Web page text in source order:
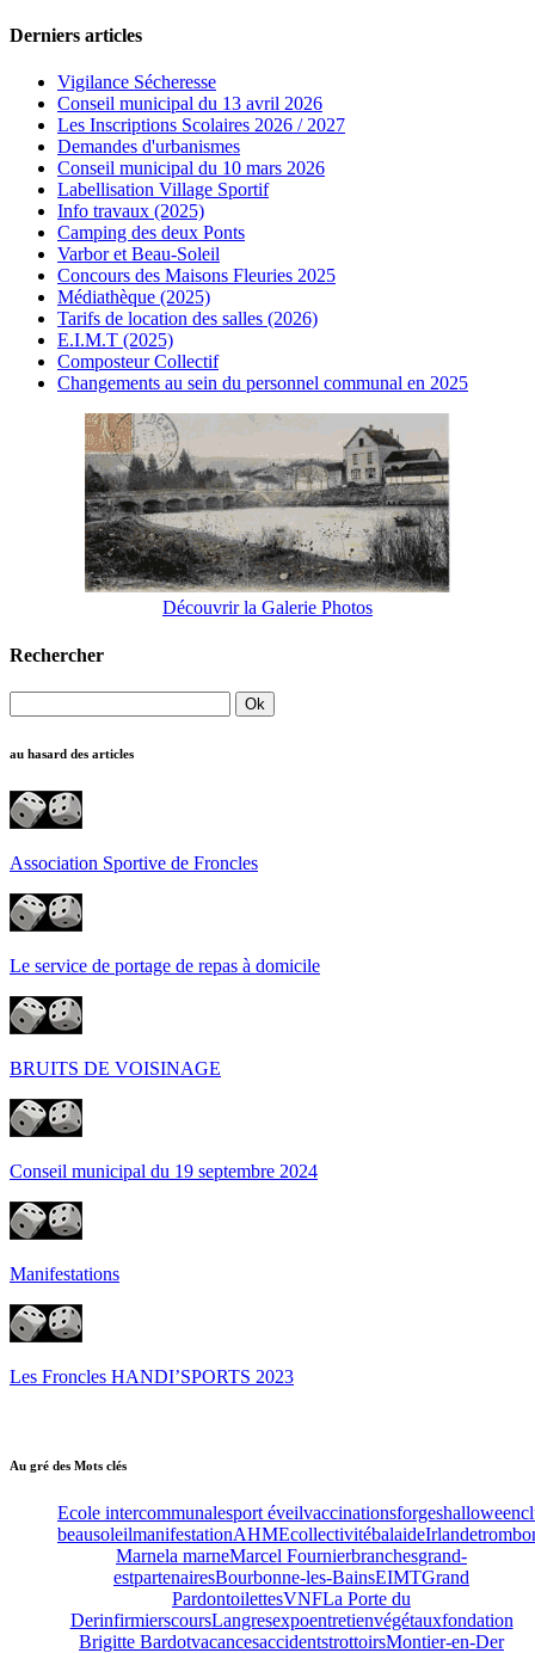
Derniers articles
Vigilance Sécheresse
Conseil municipal du 13 avril 2026
Les Inscriptions Scolaires 2026 / 2027
Demandes d'urbanismes
Conseil municipal du 10 mars 2026
Labellisation Village Sportif
Info travaux (2025)
Camping des deux Ponts
Varbor et Beau-Soleil
Concours des Maisons Fleuries 2025
Médiathèque (2025)
Tarifs de location des salles (2026)
E.I.M.T (2025)
Composteur Collectif
Changements au sein du personnel communal en 2025
Découvrir la Galerie Photos
Rechercher
au hasard des articles
Association Sportive de Froncles
Le service de portage de repas à domicile
BRUITS DE VOISINAGE
Conseil municipal du 19 septembre 2024
Manifestations
Les Froncles HANDI’SPORTS 2023
Au gré des Mots clés
Ecole intercommunalesport éveilvaccinationsforgeshalloween
beausoleilmanifestationAHMEcollectivitébalaideIrlande
Marnela marneMarcel Fournierbranchesgrand-
estpartenairesBourbonne-les-BainsEIMTGrand
PardontoilettesVNFLa Porte du
DerinfirmierscoursLangresexpoentretienvégétauxfondation
Brigitte BardotvacancesaccidentstrottoirsMontier-en-Der